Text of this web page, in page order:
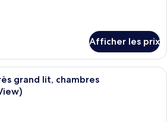
Afficher les prix
Une chambre d’hôtel avec un lit, un
grand lit, chambres